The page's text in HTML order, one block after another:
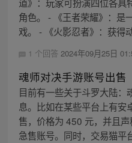
角色。 - 《王者荣耀》：是
戏。 - 《火影忍者》：获得
1 个回答 2024年09月25日
魂师对决手游账号出售
目前有一些关于斗罗大陆：
息。比如在某些平台上有安
售，价格为 450 元，并且
急售账号。同时，交易猫平